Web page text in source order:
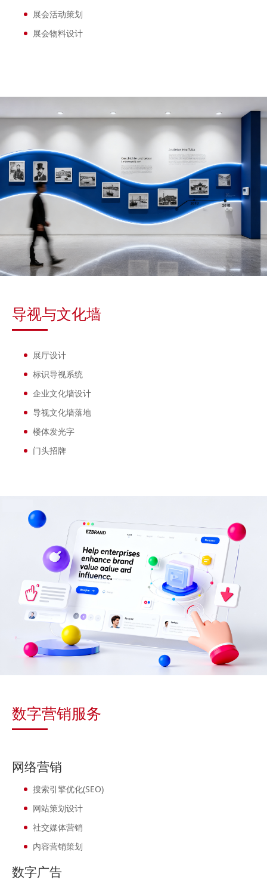
展会活动策划
展会物料设计
导视与文化墙
展厅设计
标识导视系统
企业文化墙设计
导视文化墙落地
楼体发光字
门头招牌
数字营销服务
网络营销
搜索引擎优化(SEO)
网站策划设计
社交媒体营销
内容营销策划
数字广告